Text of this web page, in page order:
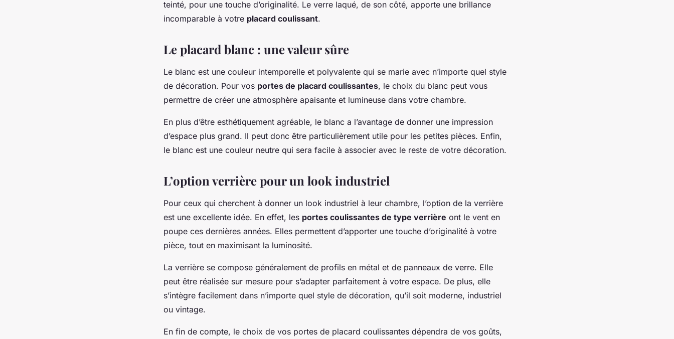
teinté, pour une touche d’originalité. Le verre laqué, de son côté, apporte une brillance
incomparable à votre placard coulissant.
Le placard blanc : une valeur sûre
Le blanc est une couleur intemporelle et polyvalente qui se marie avec n’importe quel style
de décoration. Pour vos portes de placard coulissantes, le choix du blanc peut vous
permettre de créer une atmosphère apaisante et lumineuse dans votre chambre.
En plus d’être esthétiquement agréable, le blanc a l’avantage de donner une impression
d’espace plus grand. Il peut donc être particulièrement utile pour les petites pièces. Enfin,
le blanc est une couleur neutre qui sera facile à associer avec le reste de votre décoration.
L’option verrière pour un look industriel
Pour ceux qui cherchent à donner un look industriel à leur chambre, l’option de la verrière
est une excellente idée. En effet, les portes coulissantes de type verrière ont le vent en
poupe ces dernières années. Elles permettent d’apporter une touche d’originalité à votre
pièce, tout en maximisant la luminosité.
La verrière se compose généralement de profils en métal et de panneaux de verre. Elle
peut être réalisée sur mesure pour s’adapter parfaitement à votre espace. De plus, elle
s’intègre facilement dans n’importe quel style de décoration, qu’il soit moderne, industriel
ou vintage.
En fin de compte, le choix de vos portes de placard coulissantes dépendra de vos goûts,